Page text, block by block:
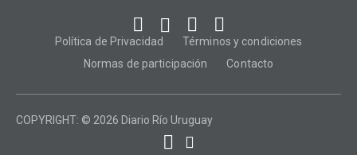
Política de Privacidad
Términos y condiciones
Normas de participación
Contacto
COPYRIGHT: © 2026 Diario Río Uruguay